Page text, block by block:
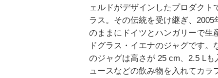
ェルドがデザインしたプロダクト
ラス。その伝統を受け継ぎ、2005
のままにドイツとハンガリーで生
ドグラス・イエナのジャグです。
のジャグは高さが 25 cm、2.5 Lも
ュースなどの飲み物を入れてカラ